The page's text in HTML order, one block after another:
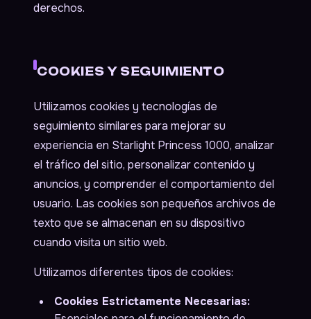
derechos.
COOKIES Y SEGUIMIENTO
Utilizamos cookies y tecnologías de
seguimiento similares para mejorar su
experiencia en Starlight Princess 1000, analizar
el tráfico del sitio, personalizar contenido y
anuncios, y comprender el comportamiento del
usuario. Las cookies son pequeños archivos de
texto que se almacenan en su dispositivo
cuando visita un sitio web.
Utilizamos diferentes tipos de cookies:
Cookies Estrictamente Necesarias: